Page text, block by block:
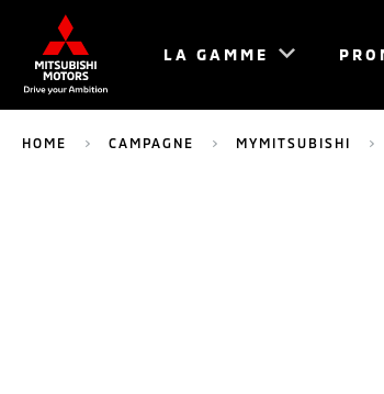
LA GAMME
HOME CAMPAGNE MYMITSUBISHI